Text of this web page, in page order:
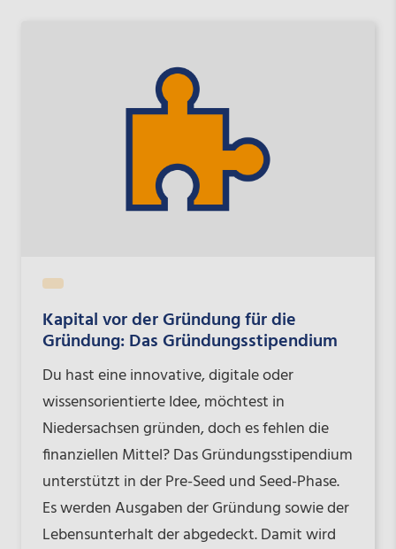
Kapital vor der Gründung für die
Gründung: Das Gründungsstipendium
Du hast eine innovative, digitale oder
wissensorientierte Idee, möchtest in
Niedersachsen gründen, doch es fehlen die
finanziellen Mittel? Das Gründungsstipendium
unterstützt in der Pre-Seed und Seed-Phase.
Es werden Ausgaben der Gründung sowie der
Lebensunterhalt der abgedeckt. Damit wird